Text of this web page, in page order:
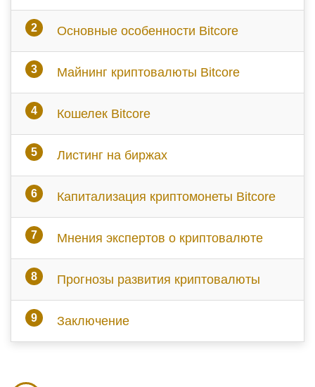
Основные особенности Bitcore
Майнинг криптовалюты Bitcore
Кошелек Bitcore
Листинг на биржах
Капитализация криптомонеты Bitcore
Мнения экспертов о криптовалюте
Прогнозы развития криптовалюты
Заключение